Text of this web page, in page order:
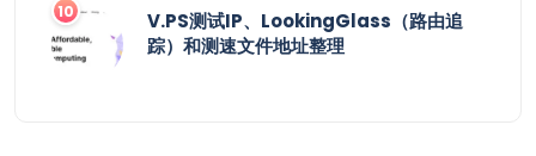
V.PS测试IP、LookingGlass（路由追
踪）和测速文件地址整理